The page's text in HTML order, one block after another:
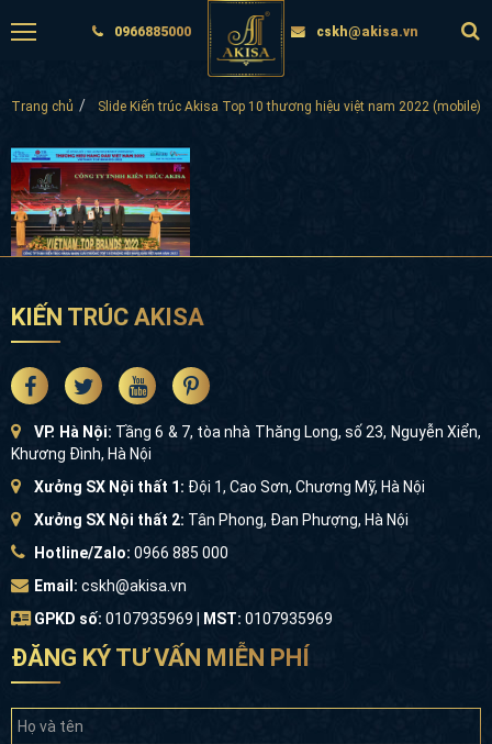
0966885000 cskh@akisa.vn
Trang chủ Slide Kiến trúc Akisa Top 10 thương hiệu việt nam 2022 (mobile)
KIẾN TRÚC AKISA
VP. Hà Nội: Tầng 6 & 7, tòa nhà Thăng Long, số 23, Nguyễn Xiển,
Khương Đình, Hà Nội
Xưởng SX Nội thất 1: Đội 1, Cao Sơn, Chương Mỹ, Hà Nội
Xưởng SX Nội thất 2: Tân Phong, Đan Phượng, Hà Nội
Hotline/Zalo: 0966 885 000
Email: cskh@akisa.vn
GPKD số: 0107935969 | MST: 0107935969
ĐĂNG KÝ TƯ VẤN MIỄN PHÍ